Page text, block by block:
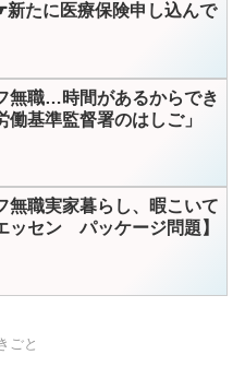
たに医療保険申し込んで
無職…時間があるからでき
働基準監督署のはしご」
無職実家暮らし、暇こいて
ッセン パッケージ問題】
ごと